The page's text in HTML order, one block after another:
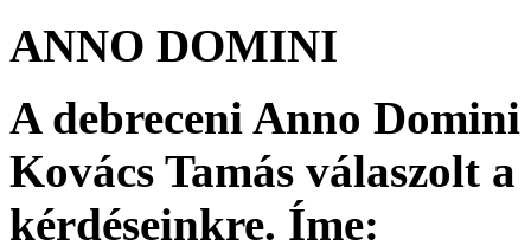
ANNO DOMINI
A debreceni Anno
Kovács Tamás válaszolt a
kérdéseinkre. Íme: